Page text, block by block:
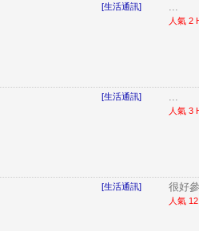
[生活通訊] ...
人氣 2
[生活通訊] ...
人氣 3
[生活通訊] 很好
人氣